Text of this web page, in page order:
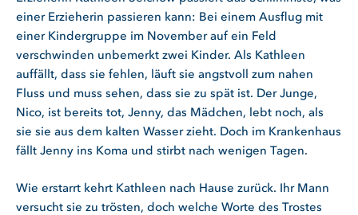
einer Erzieherin passieren kann: Bei einem Ausflug mit
einer Kindergruppe im November auf ein Feld
verschwinden unbemerkt zwei Kinder. Als Kathleen
auffällt, dass sie fehlen, läuft sie angstvoll zum nahen
Fluss und muss sehen, dass sie zu spät ist. Der Junge,
Nico, ist bereits tot, Jenny, das Mädchen, lebt noch, als
sie sie aus dem kalten Wasser zieht. Doch im Krankenhaus
fällt Jenny ins Koma und stirbt nach wenigen Tagen.
Wie erstarrt kehrt Kathleen nach Hause zurück. Ihr Mann
versucht sie zu trösten, doch welche Worte des Trostes